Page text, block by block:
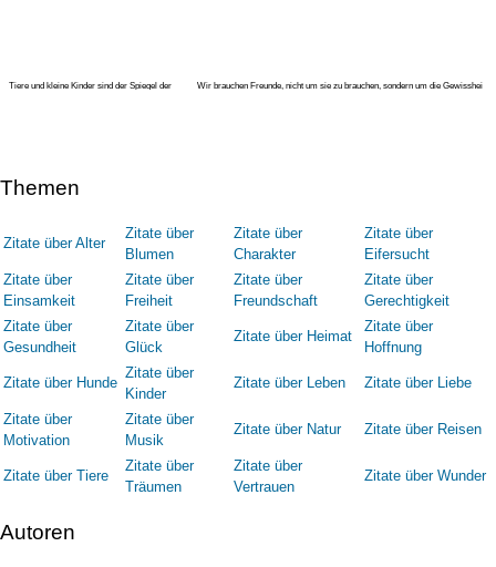
Tiere und kleine Kinder sind der Spiegel der
Wir brauchen Freunde, nicht um sie zu brauchen, sondern um die Gewisshei
Themen
Zitate über Alter
Zitate über
Blumen
Zitate über
Charakter
Zitate über
Eifersucht
Zitate über
Einsamkeit
Zitate über
Freiheit
Zitate über
Freundschaft
Zitate über
Gerechtigkeit
Zitate über
Gesundheit
Zitate über
Glück
Zitate über Heimat
Zitate über
Hoffnung
Zitate über Hunde
Zitate über
Kinder
Zitate über Leben Zitate über Liebe
Zitate über
Motivation
Zitate über
Musik
Zitate über Natur Zitate über Reisen
Zitate über Tiere
Zitate über
Träumen
Zitate über
Vertrauen
Zitate über Wunder
Autoren